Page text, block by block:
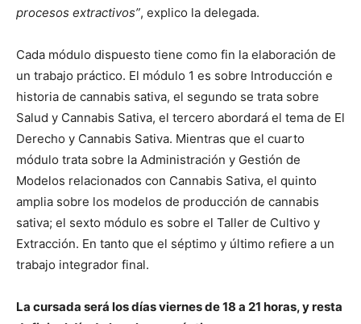
procesos extractivos”, explico la delegada.
Cada módulo dispuesto tiene como fin la elaboración de
un trabajo práctico. El módulo 1 es sobre Introducción e
historia de cannabis sativa, el segundo se trata sobre
Salud y Cannabis Sativa, el tercero abordará el tema de El
Derecho y Cannabis Sativa. Mientras que el cuarto
módulo trata sobre la Administración y Gestión de
Modelos relacionados con Cannabis Sativa, el quinto
amplia sobre los modelos de producción de cannabis
sativa; el sexto módulo es sobre el Taller de Cultivo y
Extracción. En tanto que el séptimo y último refiere a un
trabajo integrador final.
La cursada será los días viernes de 18 a 21 horas, y resta